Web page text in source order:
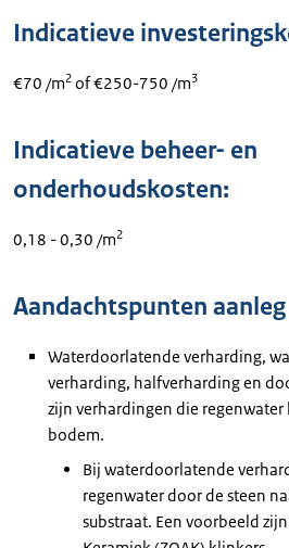
Indicatieve
€70 /m2 of €250-750 /m3
Indicatieve beheer- en
onderhoudskosten:
0,18 - 0,30 /m2
Aandachtspunten aanleg
Waterdoorlatende verharding,
verharding, halfverharding en
zijn verhardingen die
bodem.
Bij waterdoorlatende
regenwater door de steen
substraat. Een voorbeeld